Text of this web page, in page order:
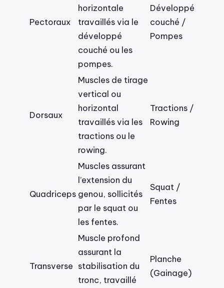
Pectoraux
horizontale
travaillés via le
développé
couché ou les
pompes.
Développé
couché /
Pompes
Dorsaux
Muscles de tirage
vertical ou
horizontal
travaillés via les
tractions ou le
rowing.
Tractions /
Rowing
Quadriceps
Muscles assurant
l’extension du
genou, sollicités
par le squat ou
les fentes.
Squat /
Fentes
Transverse
Muscle profond
assurant la
stabilisation du
tronc, travaillé
Planche
(Gainage)